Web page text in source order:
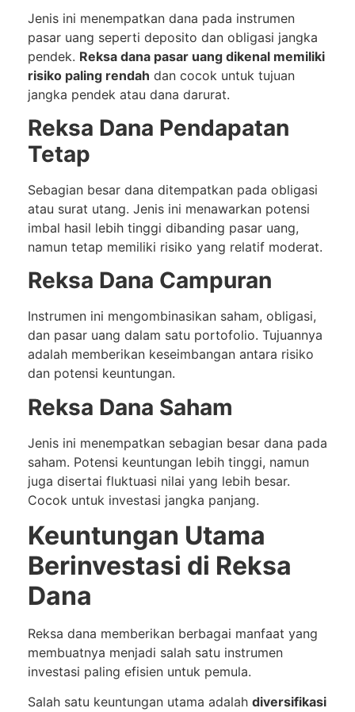
Jenis ini menempatkan dana pada instrumen
pasar uang seperti deposito dan obligasi jangka
pendek. Reksa dana pasar uang dikenal memiliki
risiko paling rendah dan cocok untuk tujuan
jangka pendek atau dana darurat.
Reksa Dana Pendapatan
Tetap
Sebagian besar dana ditempatkan pada obligasi
atau surat utang. Jenis ini menawarkan potensi
imbal hasil lebih tinggi dibanding pasar uang,
namun tetap memiliki risiko yang relatif moderat.
Reksa Dana Campuran
Instrumen ini mengombinasikan saham, obligasi,
dan pasar uang dalam satu portofolio. Tujuannya
adalah memberikan keseimbangan antara risiko
dan potensi keuntungan.
Reksa Dana Saham
Jenis ini menempatkan sebagian besar dana pada
saham. Potensi keuntungan lebih tinggi, namun
juga disertai fluktuasi nilai yang lebih besar.
Cocok untuk investasi jangka panjang.
Keuntungan Utama
Berinvestasi di Reksa
Dana
Reksa dana memberikan berbagai manfaat yang
membuatnya menjadi salah satu instrumen
investasi paling efisien untuk pemula.
Salah satu keuntungan utama adalah diversifikasi